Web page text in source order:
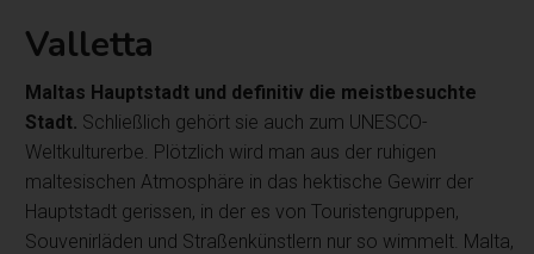
Valletta
Maltas Hauptstadt und definitiv die meistbesuchte
Stadt. Schließlich gehört sie auch zum UNESCO-
Weltkulturerbe. Plötzlich wird man aus der ruhigen
maltesischen Atmosphäre in das hektische Gewirr der
Hauptstadt gerissen, in der es von Touristengruppen,
Souvenirläden und Straßenkünstlern nur so wimmelt. Malta,